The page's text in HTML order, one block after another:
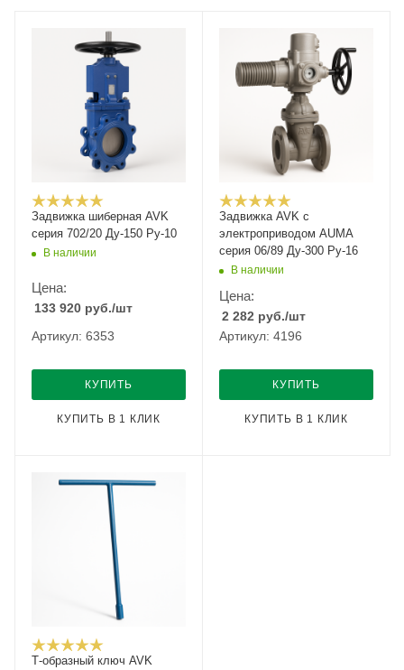
Задвижка шиберная AVK
серия 702/20 Ду-150 Ру-10
В наличии
Цена:
133 920 руб./шт
Артикул: 6353
КУПИТЬ
КУПИТЬ В 1 КЛИК
Задвижка AVK с
электроприводом AUMA
серия 06/89 Ду-300 Ру-16
В наличии
Цена:
2 282 руб./шт
Артикул: 4196
КУПИТЬ
КУПИТЬ В 1 КЛИК
Т-образный ключ AVK